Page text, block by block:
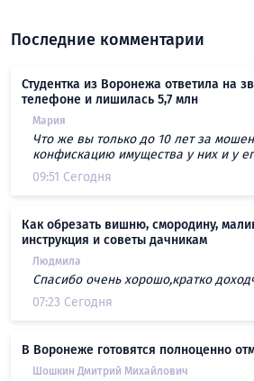
Последние комментарии
Студентка из Воронежа ответила на
телефоне и лишилась 5,7 млн
Мария
Что же вы только до 10 лет за
конфискацию имущества у них и у
09:51 Сегодня
Как обрезать вишню, смородину,
инструкция и советы дачникам
Людмила
Спасибо очень хорошо,кратко
07:23 Сегодня
В Воронеже готовятся полноценно
Шошкин Дмитрий Михайлович